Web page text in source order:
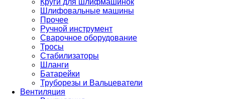
Круги для шлифмашинок
Шлифовальные машины
Прочее
Ручной инструмент
Сварочное оборудование
Тросы
Стабилизаторы
Шланги
Батарейки
Труборезы и Вальцеватели
Вентиляция